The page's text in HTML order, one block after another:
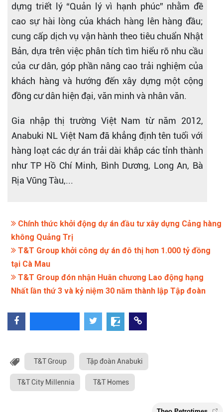
dựng triết lý “Quản lý vì hạnh phúc” nhằm đề
cao sự hài lòng của khách hàng lên hàng đầu;
cung cấp dịch vụ vận hành theo tiêu chuẩn Nhật
Bản, dựa trên việc phân tích tìm hiểu rõ nhu cầu
của cư dân, góp phần nâng cao trải nghiệm của
khách hàng và hướng đến xây dựng một cộng
đồng cư dân hiện đại, văn minh và nhân văn.
Gia nhập thị trường Việt Nam từ năm 2012,
Anabuki NL Việt Nam đã khẳng định tên tuổi với
hàng loạt các dự án trải dài khắp các tỉnh thành
như TP Hồ Chí Minh, Bình Dương, Long An, Bà
Rịa Vũng Tàu,...
Chính thức khởi động dự án đầu tư xây dựng Cảng hàng
không Quảng Trị
T&T Group khởi công dự án đô thị hơn 1.000 tỷ đồng
tại Cà Mau
T&T Group đón nhận Huân chương Lao động hạng
Nhất lần thứ 3 và kỷ niệm 30 năm thành lập Tập đoàn
T&T Group Tập đoàn Anabuki
T&T City Millennia T&T Homes